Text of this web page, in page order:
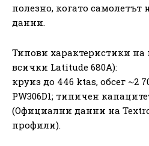
полезно, когато самолетът
данни.
Типови характеристики на
всички Latitude 680A):
круиз до 446 ktas, обсег ~2
PW306D1; типичен
(Официални данни на
профили).